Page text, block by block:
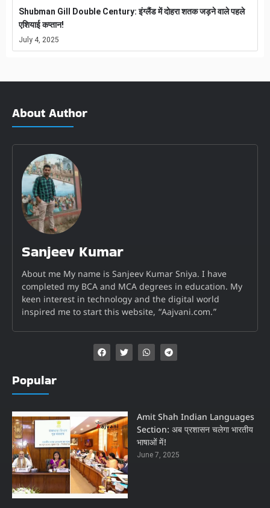
Shubman Gill Double Century: इंग्लैंड में दोहरा शतक जड़ने वाले पहले
एशियाई कप्तान!
July 4, 2025
About Author
Sanjeev Kumar
About me My name is Sanjeev Kumar Sniya. I have
completed my BCA and MCA degrees in education. My
keen interest in technology and the digital world
inspired me to start this website, “Aajvani.com.”
Popular
Amit Shah Indian Languages
Section: अब प्रशासन चलेगा भारतीय
भाषाओं में!
June 7, 2025